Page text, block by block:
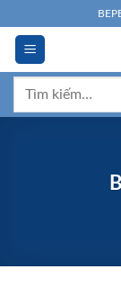
đến
dung
Tìm